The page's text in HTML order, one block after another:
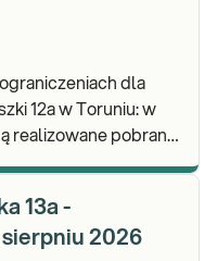
dla
realizowane pobrania
13a -
2026